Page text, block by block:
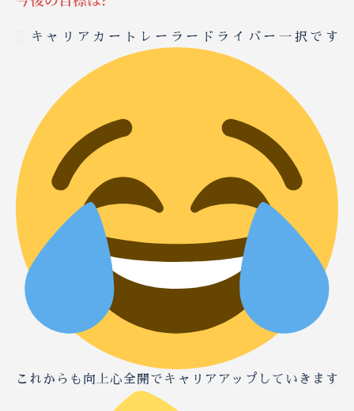
キャリアカートレーラードライバー一択です
これからも向上心全開でキャリアアップしていきます